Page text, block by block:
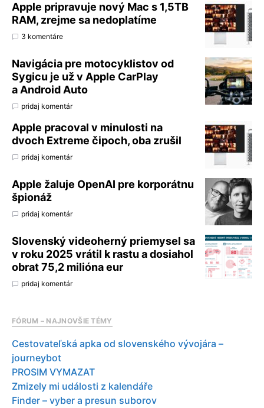
Apple pripravuje nový Mac s 1,5TB
RAM, zrejme sa nedoplatíme
3 komentáre
Navigácia pre motocyklistov od
Sygicu je už v Apple CarPlay
a Android Auto
pridaj komentár
Apple pracoval v minulosti na
dvoch Extreme čipoch, oba zrušil
pridaj komentár
Apple žaluje OpenAI pre korporátnu
špionáž
pridaj komentár
Slovenský videoherný priemysel sa
v roku 2025 vrátil k rastu a dosiahol
obrat 75,2 milióna eur
pridaj komentár
FÓRUM – NAJNOVŠIE TÉMY
Cestovateľská apka od slovenského vývojára –
journeybot
PROSIM VYMAZAT
Zmizely mi události z kalendáře
Finder – vyber a presun suborov